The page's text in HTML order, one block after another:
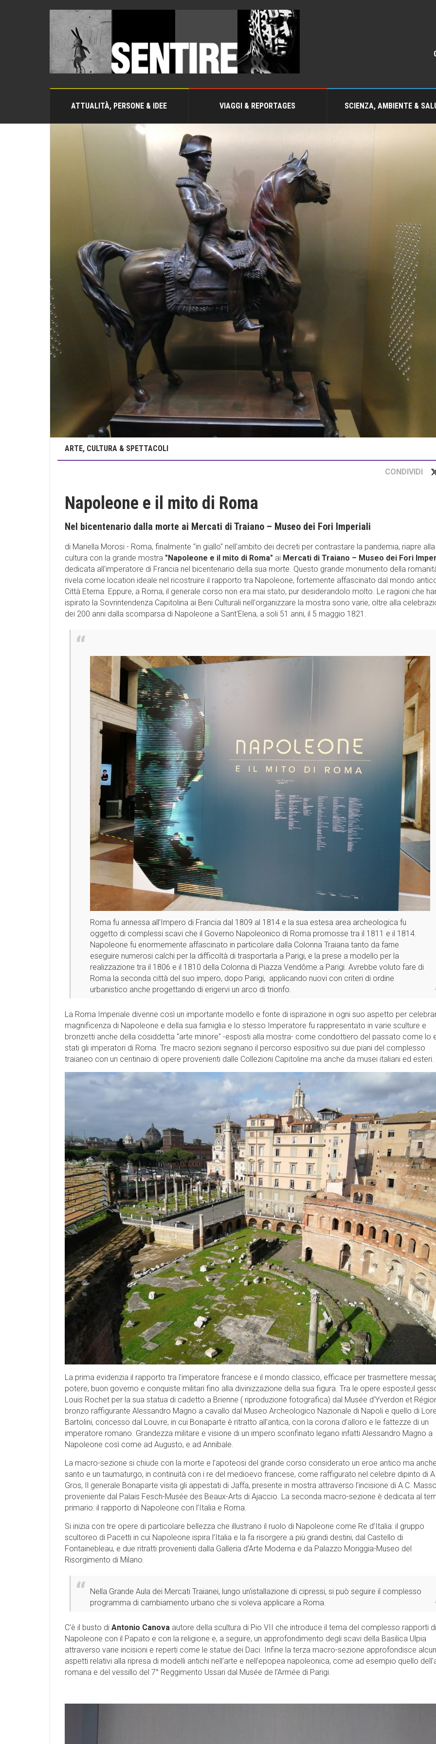
ATTUALITÀ, PERSONE & IDEE VIAGGI & REPORTAGES SCIENZA, AMBIENTE &
ARTE, CULTURA & SPETTACOLI
CONDIVIDI
Napoleone e il mito di Roma
Nel bicentenario dalla morte ai Mercati di Traiano – Museo dei Fori Imperiali
di Mariella Morosi - Roma, finalmente "in giallo" nell'ambito dei decreti per contrastare la pandemia, riapre alla
cultura con la grande mostra "Napoleone e il mito di Roma" ai Mercati di Traiano – Museo dei Fori
dedicata all'imperatore di Francia nel bicentenario della sua morte. Questo grande monumento della
rivela come location ideale nel ricostruire il rapporto tra Napoleone, fortemente affascinato dal mondo
Città Eterna. Eppure, a Roma, il generale corso non era mai stato, pur desiderandolo molto. Le ragioni che
ispirato la Sovrintendenza Capitolina ai Beni Culturali nell'organizzare la mostra sono varie, oltre alla
dei 200 anni dalla scomparsa di Napoleone a Sant'Elena, a soli 51 anni, il 5 maggio 1821.
Roma fu annessa all’Impero di Francia dal 1809 al 1814 e la sua estesa area archeologica fu
oggetto di complessi scavi che il Governo Napoleonico di Roma promosse tra il 1811 e il 1814.
Napoleone fu enormemente affascinato in particolare dalla Colonna Traiana tanto da farne
eseguire numerosi calchi per la difficoltà di trasportarla a Parigi, e la prese a modello per la
realizzazione tra il 1806 e il 1810 della Colonna di Piazza Vendôme a Parigi. Avrebbe voluto fare di
Roma la seconda città del suo impero, dopo Parigi, applicando nuovi con criteri di ordine
urbanistico anche progettando di erigervi un arco di trionfo.
La Roma Imperiale divenne così un importante modello e fonte di ispirazione in ogni suo aspetto per
magnificenza di Napoleone e della sua famiglia e lo stesso Imperatore fu rappresentato in varie sculture e
bronzetti anche della cosiddetta "arte minore" -esposti alla mostra- come condottiero del passato come lo
stati gli imperatori di Roma. Tre macro sezioni segnano il percorso espositivo sui due piani del complesso
traianeo con un centinaio di opere provenienti dalle Collezioni Capitoline ma anche da musei italiani ed esteri.
La prima evidenzia il rapporto tra l'imperatore francese e il mondo classico, efficace per trasmettere
potere, buon governo e conquiste militari fino alla divinizzazione della sua figura. Tra le opere esposte,il
Louis Rochet per la sua statua di cadetto a Brienne ( riproduzione fotografica) dal Musée d’Yverdon et
bronzo raffigurante Alessandro Magno a cavallo dal Museo Archeologico Nazionale di Napoli e quello di
Bartolini, concesso dal Louvre, in cui Bonaparte è ritratto all’antica, con la corona d’alloro e le fattezze di un
imperatore romano. Grandezza militare e visione di un impero sconfinato legano infatti Alessandro Magno a
Napoleone così come ad Augusto, e ad Annibale.
La macro-sezione si chiude con la morte e l’apoteosi del grande corso considerato un eroe antico ma
santo e un taumaturgo, in continuità con i re del medioevo francese, come raffigurato nel celebre dipinto di
Gros, Il generale Bonaparte visita gli appestati di Jaffa, presente in mostra attraverso l’incisione di A.C.
proveniente dal Palais Fesch-Musée des Beaux-Arts di Ajaccio. La seconda macro-sezione è dedicata al
primario: il rapporto di Napoleone con l’Italia e Roma.
Si inizia con tre opere di particolare bellezza che illustrano il ruolo di Napoleone come Re d’Italia: il gruppo
scultoreo di Pacetti in cui Napoleone ispira l’Italia e la fa risorgere a più grandi destini, dal Castello di
Fontainebleau, e due ritratti provenienti dalla Galleria d’Arte Moderna e da Palazzo Moriggia-Museo del
Risorgimento di Milano.
Nella Grande Aula dei Mercati Traianei, lungo un'istallazione di cipressi, si può seguire il complesso
programma di cambiamento urbano che si voleva applicare a Roma.
C'è il busto di Antonio Canova autore della scultura di Pio VII che introduce il tema del complesso rapporti di
Napoleone con il Papato e con la religione e, a seguire, un approfondimento degli scavi della Basilica Ulpia
attraverso varie incisioni e reperti come le statue dei Daci. Infine la terza macro-sezione approfondisce
aspetti relativi alla ripresa di modelli antichi nell’arte e nell’epopea napoleonica, come ad esempio quello
romana e del vessillo del 7° Reggimento Ussari dal Musée de l’Armée di Parigi.